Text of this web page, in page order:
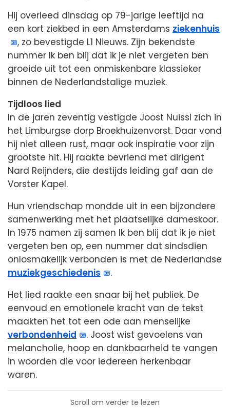
Hij overleed dinsdag op 79-jarige leeftijd na
een kort ziekbed in een Amsterdams ziekenhuis
, zo bevestigde L1 Nieuws. Zijn bekendste
nummer Ik ben blij dat ik je niet vergeten ben
groeide uit tot een onmiskenbare klassieker
binnen de Nederlandstalige muziek.
Tijdloos lied
In de jaren zeventig vestigde Joost Nuissl zich in
het Limburgse dorp Broekhuizenvorst. Daar vond
hij niet alleen rust, maar ook inspiratie voor zijn
grootste hit. Hij raakte bevriend met dirigent
Nard Reijnders, die destijds leiding gaf aan de
Vorster Kapel.
Hun vriendschap mondde uit in een bijzondere
samenwerking met het plaatselijke dameskoor.
In 1975 namen zij samen Ik ben blij dat ik je niet
vergeten ben op, een nummer dat sindsdien
onlosmakelijk verbonden is met de Nederlandse
muziekgeschiedenis
.
Het lied raakte een snaar bij het publiek. De
eenvoud en emotionele kracht van de tekst
maakten het tot een ode aan menselijke
verbondenheid
. Joost wist gevoelens van
melancholie, hoop en dankbaarheid te vangen
in woorden die voor iedereen herkenbaar
waren.
Scroll om verder te lezen